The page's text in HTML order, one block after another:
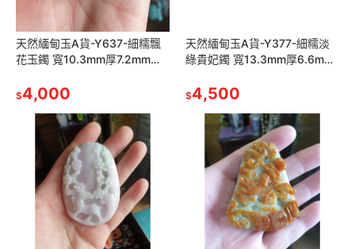
天然緬甸玉A貨-Y637-細糯飄
花玉鐲 寬10.3mm厚7.2mm內
無裂。水頭好，玉
$4,000
天然緬甸玉A貨-Y377-細糯淡
綠貴妃鐲 寬13.3mm厚6.6mm
16.2圍
$4,500